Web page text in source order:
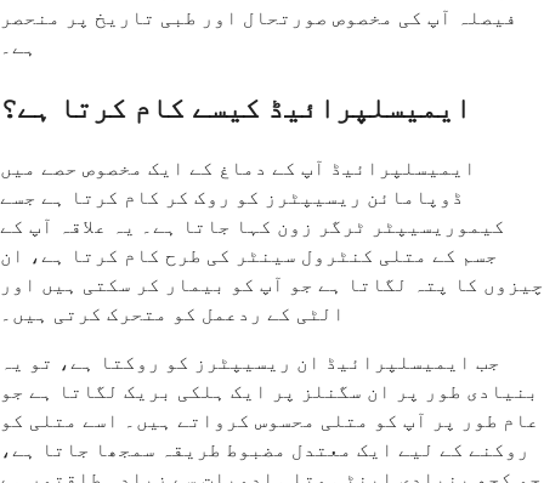
فیصلہ آپ کی مخصوص صورتحال اور طبی تاریخ پر منحصر
ہے۔
ایمیسلپرائیڈ کیسے کام کرتا ہے؟
ایمیسلپرائیڈ آپ کے دماغ کے ایک مخصوص حصے میں
ڈوپامائن ریسیپٹرز کو روک کر کام کرتا ہے جسے
کیموریسیپٹر ٹرگر زون کہا جاتا ہے۔ یہ علاقہ آپ کے
جسم کے متلی کنٹرول سینٹر کی طرح کام کرتا ہے، ان
چیزوں کا پتہ لگاتا ہے جو آپ کو بیمار کر سکتی ہیں اور
الٹی کے ردعمل کو متحرک کرتی ہیں۔
جب ایمیسلپرائیڈ ان ریسیپٹرز کو روکتا ہے، تو یہ
بنیادی طور پر ان سگنلز پر ایک ہلکی بریک لگاتا ہے جو
عام طور پر آپ کو متلی محسوس کرواتے ہیں۔ اسے متلی کو
روکنے کے لیے ایک معتدل مضبوط طریقہ سمجھا جاتا ہے،
جو کچھ بنیادی اینٹی متلی ادویات سے زیادہ طاقتور ہے